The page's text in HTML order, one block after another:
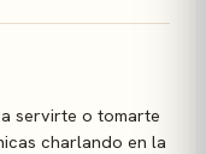
servirte o tomarte
charlando en la